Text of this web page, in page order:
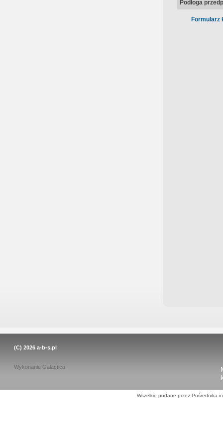
Podłoga
Formularz
(C) 2026 a-b-s.pl
Wykonanie Galactica
Wszelkie podane przez Pośrednika